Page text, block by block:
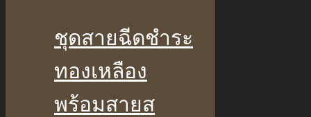
ชุดสายฉีดชำระ
ทองเหลือง
พร้อมสายส